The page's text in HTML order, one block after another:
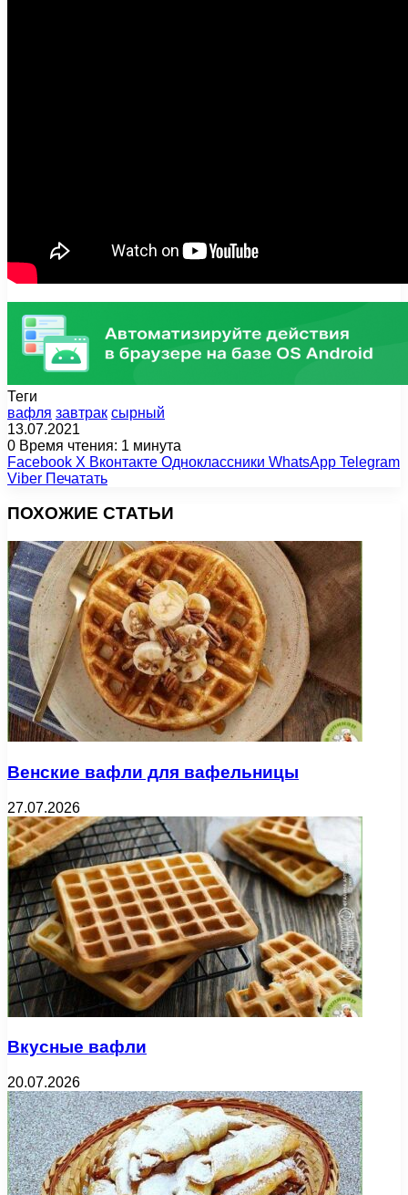
Теги
вафля завтрак сырный
13.07.2021
0 Время чтения: 1 минута
Facebook X Вконтакте Одноклассники WhatsApp Telegram
Viber Печатать
ПОХОЖИЕ СТАТЬИ
Венские вафли для вафельницы
27.07.2026
Вкусные вафли
20.07.2026